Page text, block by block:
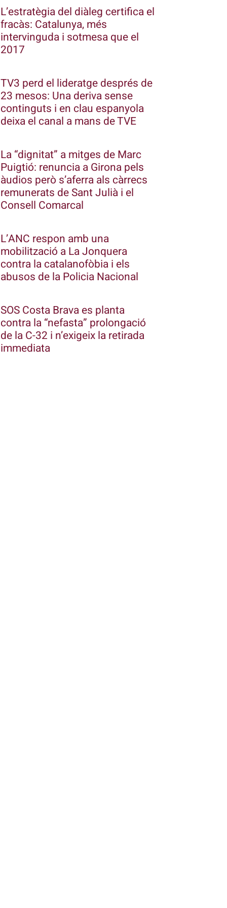
L’estratègia del diàleg certifica el
fracàs: Catalunya, més
intervinguda i sotmesa que el
2017
TV3 perd el lideratge després de
23 mesos: Una deriva sense
continguts i en clau espanyola
deixa el canal a mans de TVE
La “dignitat” a mitges de Marc
Puigtió: renuncia a Girona pels
àudios però s’aferra als càrrecs
remunerats de Sant Julià i el
Consell Comarcal
L’ANC respon amb una
mobilització a La Jonquera
contra la catalanofòbia i els
abusos de la Policia Nacional
SOS Costa Brava es planta
contra la “nefasta” prolongació
de la C-32 i n’exigeix la retirada
immediata